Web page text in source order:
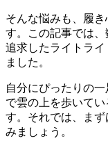
そんな悩みも、履
す。この記事では
追求したライトラ
ました。
自分にぴったりの
で雲の上を歩いて
す。それでは、ま
みましょう。